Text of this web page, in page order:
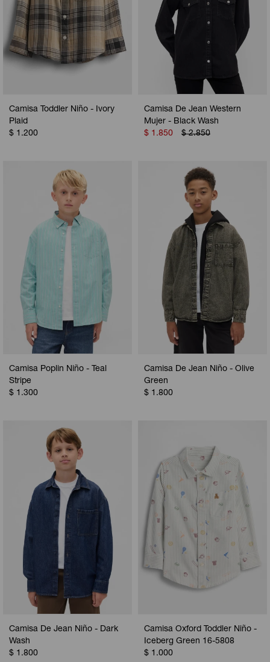
Camisa Toddler Niño - Ivory
Plaid
$ 1.200
Camisa De Jean Western
Mujer - Black Wash
$ 1.850 $ 2.850
Camisa Poplin Niño - Teal
Stripe
$ 1.300
Camisa De Jean Niño - Olive
Green
$ 1.800
Camisa De Jean Niño - Dark
Wash
$ 1.800
Camisa Oxford Toddler Niño -
Iceberg Green 16-5808
$ 1.000